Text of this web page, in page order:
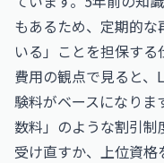
もあるため、定期的
いる」ことを担保する
費用の観点で見ると、
験料がベースになりま
数料」のような割引
受け直すか、上位資